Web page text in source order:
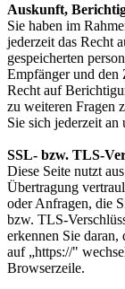
Auskunft,
Sie haben im
jederzeit das Recht
gespeicherten
Empfänger und den
Recht auf
zu weiteren Fragen
Sie sich jederzeit an
SSL- bzw. TLS-
Diese Seite nutzt
Übertragung
oder Anfragen, die
bzw. TLS-
erkennen Sie daran,
auf „https://"
Browserzeile.